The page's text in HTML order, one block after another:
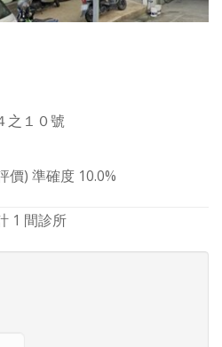
之１０號
價) 準確度 10.0%
1 間診所